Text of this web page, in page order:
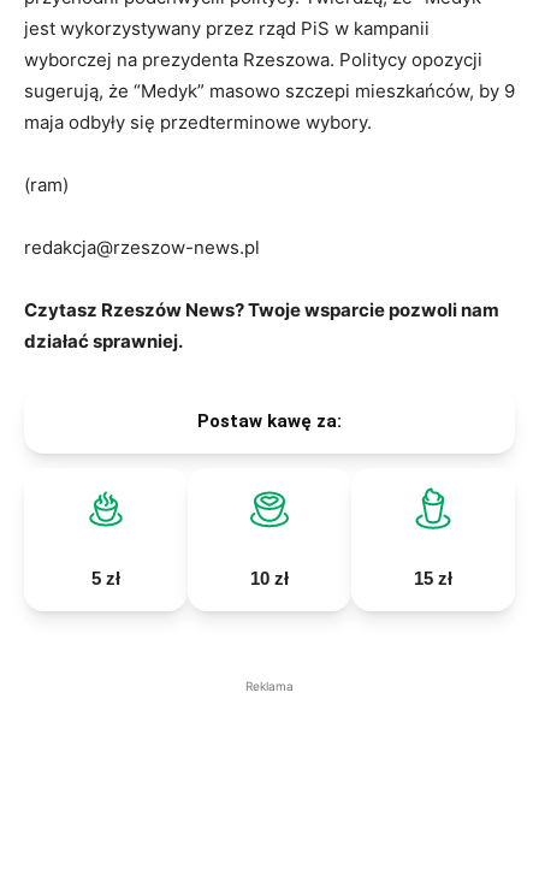
jest wykorzystywany przez rząd PiS w kampanii
wyborczej na prezydenta Rzeszowa. Politycy opozycji
sugerują, że “Medyk” masowo szczepi mieszkańców, by 9
maja odbyły się przedterminowe wybory.
(ram)
redakcja@rzeszow-news.pl
Czytasz Rzeszów News? Twoje wsparcie pozwoli nam
działać sprawniej.
Postaw kawę za:
5 zł 10 zł 15 zł
Reklama